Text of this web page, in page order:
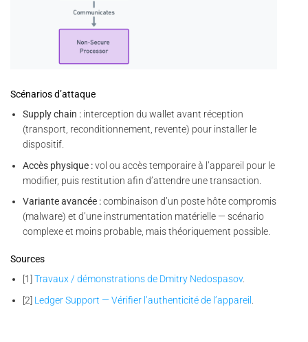
Scénarios d’attaque
Supply chain : interception du wallet avant réception
(transport, reconditionnement, revente) pour installer le
dispositif.
Accès physique :vol ou accès temporaire à l’appareil pour le
modifier, puis restitution afin d’attendre une transaction.
Variante avancée :combinaison d’un poste hôte compromis
(malware) et d’une instrumentation matérielle — scénario
complexe et moins probable, mais théoriquement possible.
Sources
[1]Travaux / démonstrations de Dmitry Nedospasov.
[2] Ledger Support — Vérifier l’authenticité de l’appareil